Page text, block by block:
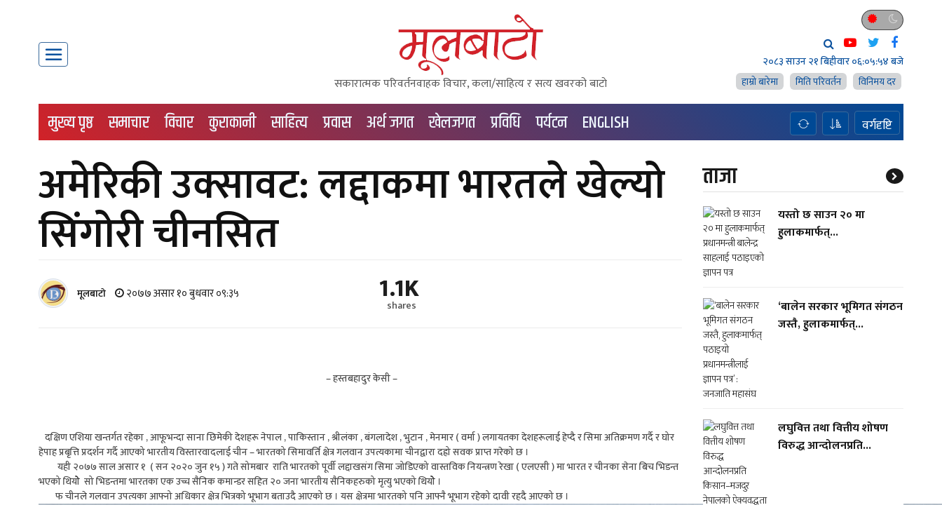
सकारात्मक परिवर्तनवाहक विचार, कला/साहित्य र सत्य खवरको बाटाे
२०८३ साउन २१ बिहीवार०६:०५:५६ बजे
हाम्राे बारेमा
मिति परिवर्तन विनिमय दर
मुख्य पृष्ठ समाचार विचार कुराकानी साहित्य प्रवास अर्थ जगत खेलजगत प्रविधि पर्यटन ENGLISH वर्गदृष्टि
अमेरिकी उक्सावट: लद्दाकमा भारतले खेल्यो
सिंगोरी चीनसित
मूलबाटाे २०७७ असार १० बुधवार ०९:३५ 1.1K
shares
– हस्तबहादुर केसी –
दक्षिण एशिया खन्तर्गत रहेका , आफूभन्दा साना छिमेकी देशहरू नेपाल , पाकिस्तान , श्रीलंका , बंगलादेश , भुटान , मेनमार ( वर्मा ) लगायतका देशहरूलाई हेप्दै र सिमा अतिक्रमण गर्दै र घोर
हेपाह प्रबृत्ति प्रदर्शन गर्दै आएको भारतीय विस्तारवादलाई चीन – भारतको सिमावर्ति क्षेत्र गलवान उपत्यकामा चीनद्वारा दह्रो सवक प्राप्त गरेको छ ।
यही २०७७ साल असार १ ( सन २०२० जुन १५ ) गते सोमबार राति भारतको पूर्वी लद्दाखसंग सिमा जोडिएको वास्तविक नियन्त्रण रेखा ( एलएसी ) मा भारत र चीनका सेना बिच भिडन्त
भएको थियोे सो भिडन्तमा भारतका एक उच्च सैनिक कमान्डर सहित २० जना भारतीय सैनिकहरुको मृत्यु भएको थियोे ।
फ चीनले गलवान उपत्यका आफ्नो अधिकार क्षेत्र भित्रको भूभाग बताउदै आएको छ । यस क्षेत्रमा भारतको पनि आफ्नै भूभाग रहेको दावी रहदै आएको छ ।
ताजा
यस्तो छ साउन २० मा
हुलाकमार्फत्...
‘बालेन सरकार भूमिगत संगठन
जस्तै, हुलाकमार्फत्...
लघुवित्त तथा वित्तीय शोषण
विरुद्ध आन्दोलनप्रति...